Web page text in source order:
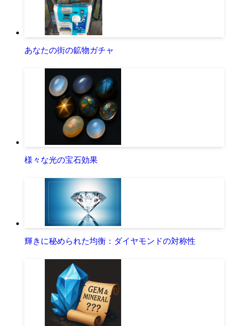
あなたの街の鉱物ガチャ
様々な光の宝石効果
輝きに秘められた均衡：ダイヤモンドの対称性